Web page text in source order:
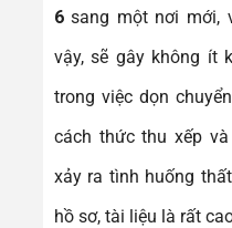
6sang một nơi mới,
vậy, sẽ gây không ít
trong việc dọn
cách thức thu xếp
xảy ra tình huống
hồ sơ, tài liệu là rất